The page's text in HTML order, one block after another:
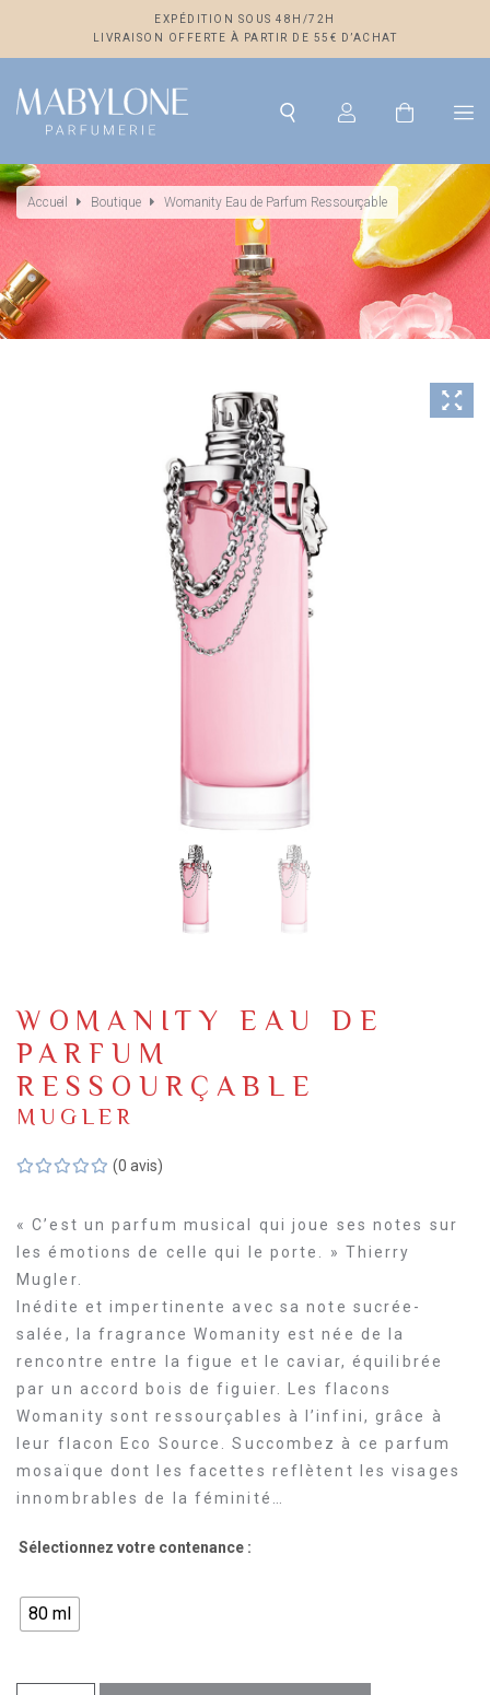
EXPÉDITION SOUS 48H/72H
LIVRAISON OFFERTE À PARTIR DE 55€ D’ACHAT
Accueil Boutique Womanity Eau de Parfum Ressourçable
WOMANITY EAU DE
PARFUM
RESSOURÇABLE
MUGLER
(0 avis)
« C’est un parfum musical qui joue ses notes sur
les émotions de celle qui le porte. » Thierry
Mugler.
Inédite et impertinente avec sa note sucrée-
salée, la fragrance Womanity est née de la
rencontre entre la figue et le caviar, équilibrée
par un accord bois de figuier. Les flacons
Womanity sont ressourçables à l’infini, grâce à
leur flacon Eco Source. Succombez à ce parfum
mosaïque dont les facettes reflètent les visages
innombrables de la féminité…
Sélectionnez votre contenance :
80 ml